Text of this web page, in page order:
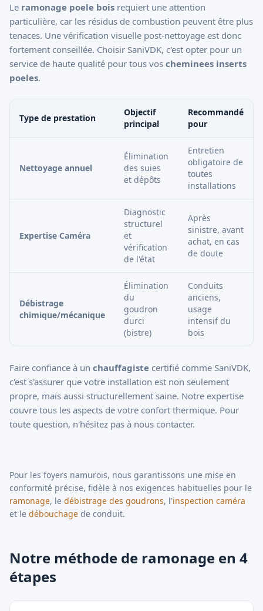
Le ramonage poele bois requiert une attention
particulière, car les résidus de combustion peuvent être plus
tenaces. Une vérification visuelle post-nettoyage est donc
fortement conseillée. Choisir SaniVDK, c'est opter pour un
service de haute qualité pour tous vos cheminees inserts
poeles.
Type de prestation
Objectif
principal
Recommandé
pour
Nettoyage annuel
Élimination
des suies
et dépôts
Entretien
obligatoire de
toutes
installations
Expertise Caméra
Diagnostic
structurel
et
vérification
de l'état
Après
sinistre, avant
achat, en cas
de doute
Débistrage
chimique/mécanique
Élimination
du
goudron
durci
(bistre)
Conduits
anciens,
usage
intensif du
bois
Faire confiance à un chauffagiste certifié comme SaniVDK,
c'est s'assurer que votre installation est non seulement
propre, mais aussi structurellement saine. Notre expertise
couvre tous les aspects de votre confort thermique. Pour
toute question, n'hésitez pas à nous contacter.
Pour les foyers namurois, nous garantissons une mise en
conformité précise, fidèle à nos exigences habituelles pour le
ramonage, le débistrage des goudrons, l'inspection caméra
et le débouchage de conduit.
Notre méthode de ramonage en 4
étapes